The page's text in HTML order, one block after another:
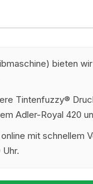
bieten
Tintenfuzzy®
Adler-Royal 420
mit schnellem